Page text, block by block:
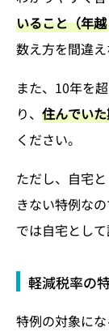
いること（年
数え方を間違え
また、10年を
り、 住んでい
ください。
ただし、自宅
きない特例な
では自宅とし
軽減税率の
特例の対象に